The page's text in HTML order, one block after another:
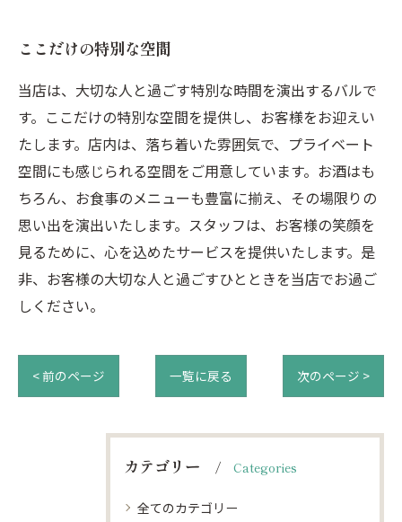
ここだけの特別な空間
当店は、大切な人と過ごす特別な時間を演出するバルで
す。ここだけの特別な空間を提供し、お客様をお迎えい
たします。店内は、落ち着いた雰囲気で、プライベート
空間にも感じられる空間をご用意しています。お酒はも
ちろん、お食事のメニューも豊富に揃え、その場限りの
思い出を演出いたします。スタッフは、お客様の笑顔を
見るために、心を込めたサービスを提供いたします。是
非、お客様の大切な人と過ごすひとときを当店でお過ご
しください。
< 前のページ 一覧に戻る 次のページ >
カテゴリー Categories
全てのカテゴリー